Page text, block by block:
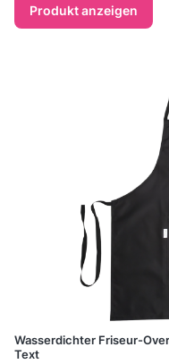
Produkt anzeigen
Wasserdichter Friseur-
Text